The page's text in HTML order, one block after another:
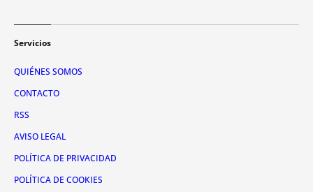
Servicios
QUIÉNES SOMOS
CONTACTO
RSS
AVISO LEGAL
POLÍTICA DE PRIVACIDAD
POLÍTICA DE COOKIES